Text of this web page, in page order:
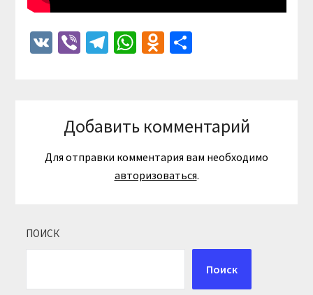
VKViberTelegram
WhatsApp
Odnoklassniki
Отправить
Добавить комментарий
Для отправки комментария вам необходимо
авторизоваться.
ПОИСК
Поиск